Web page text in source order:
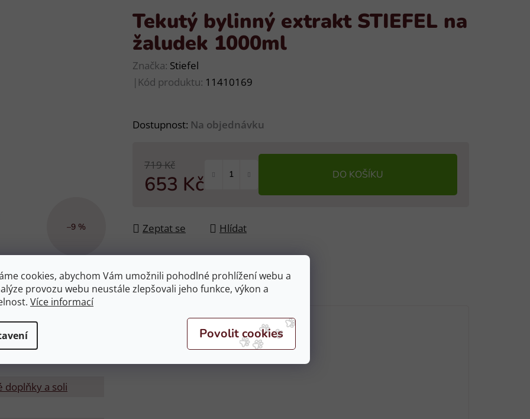
cookies, abychom Vám umožnili pohodlné prohlížení webu a
provozu webu neustále zlepšovali jeho funkce, výkon a
Více informací
Tekutý bylinný extrakt STIEFEL na
žaludek 1000ml
Značka: Stiefel
| Kód produktu: 11410169
Dostupnost: Na objednávku
719 Kč
653 Kč DO KOŠÍKU
Zeptat se Hlídat
–9 %
doplňky a soli